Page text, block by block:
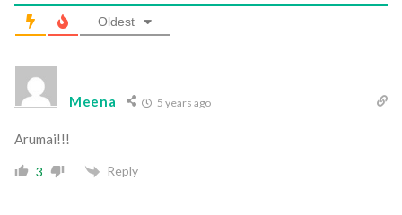
Oldest
Meena 5 years ago
Arumai!!!
3 Reply